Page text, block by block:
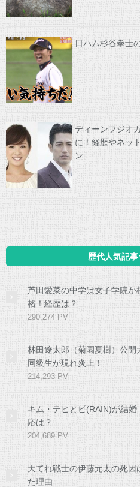
日ハム杉谷拳士
ディーンフジオ
に！経歴やネッ
ン
歴代人気記
芦田愛菜の中学は女子学院
格！経歴は？
290,274 PV
林田遼太郎（菊園夏樹）公
同級生が現れ炎上！
214,293 PV
キム・テヒとピ(RAIN)が結
応は？
204,689 PV
天てれ戦士の伊藤元太の死
た理由